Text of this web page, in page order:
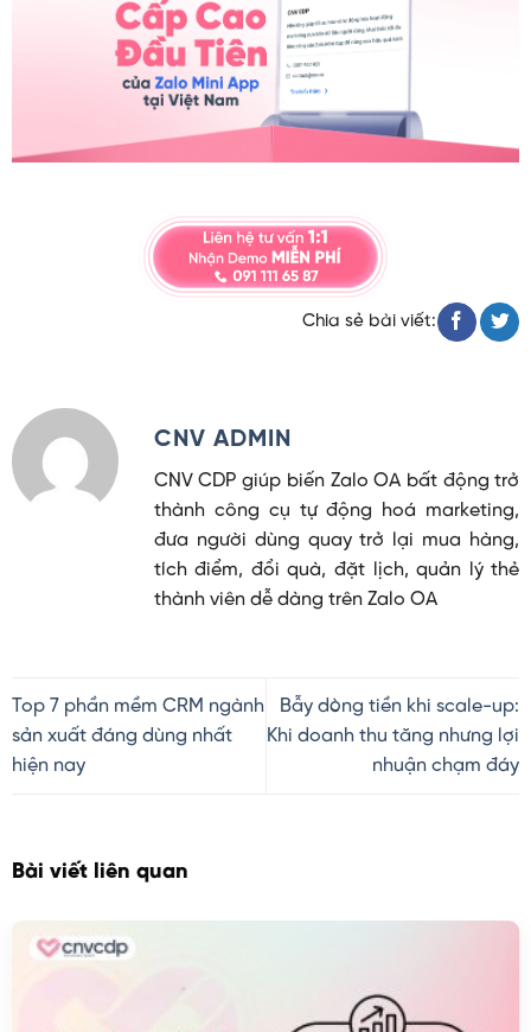
Chia sẻ bài viết:
CNV ADMIN
CNV CDP giúp biến Zalo OA bất động trở
thành công cụ tự động hoá marketing,
đưa người dùng quay trở lại mua hàng,
tích điểm, đổi quà, đặt lịch, quản lý thẻ
thành viên dễ dàng trên Zalo OA
Top 7 phần mềm CRM ngành
sản xuất đáng dùng nhất
hiện nay
Bẫy dòng tiền khi scale-up:
Khi doanh thu tăng nhưng lợi
nhuận chạm đáy
Bài viết liên quan